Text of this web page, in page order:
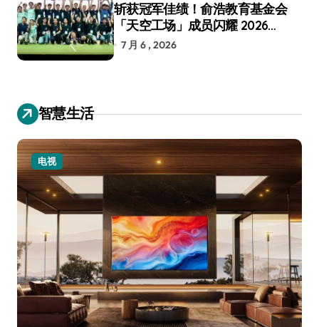
斩获冠军佳绩！俞浩教育基金会
「天空工场」成员闪耀 2026
RoboCup 机器人世界杯
7 月 6 , 2026
智慧生活
电视